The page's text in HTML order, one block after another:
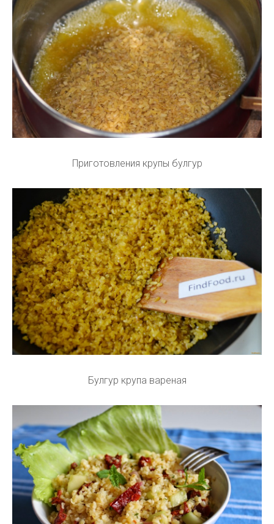
Приготовления крупы булгур
Булгур крупа вареная